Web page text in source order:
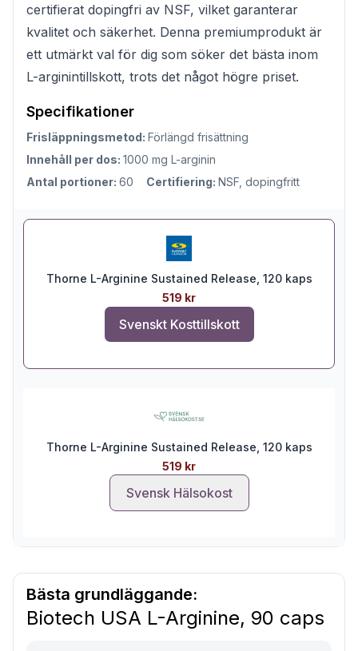
certifierat dopingfri av NSF, vilket garanterar
kvalitet och säkerhet. Denna premiumprodukt är
ett utmärkt val för dig som söker det bästa inom
L-arginintillskott, trots det något högre priset.
Specifikationer
Frisläppningsmetod: Förlängd frisättning
Innehåll per dos: 1000 mg L-arginin
Antal portioner: 60 Certifiering: NSF, dopingfritt
Thorne L-Arginine Sustained Release, 120 kaps
519 kr
Svenskt Kosttillskott
Thorne L-Arginine Sustained Release, 120 kaps
519 kr
Svensk Hälsokost
Bästa grundläggande:
Biotech USA L-Arginine, 90 caps